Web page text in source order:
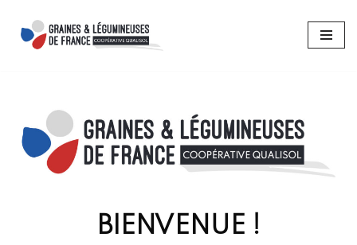
Aller
BIENVENUE !